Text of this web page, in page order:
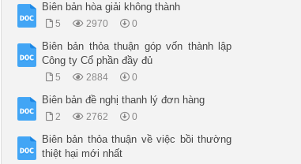
Biên bản hòa giải không thành
5 2970 0
Biên bản thỏa thuận góp vốn thành lập
Công ty Cổ phần đầy đủ
5 2884 0
Biên bản đề nghị thanh lý đơn hàng
2 2762 0
Biên bản thỏa thuận về việc bồi thường
thiệt hại mới nhất